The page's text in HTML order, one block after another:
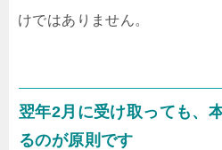
けではありません。
翌年2月に受け取っても、
るのが原則です